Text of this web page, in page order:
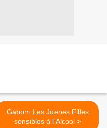
Gabon: Les Juenes Filles
sensibles à l'Alcool >